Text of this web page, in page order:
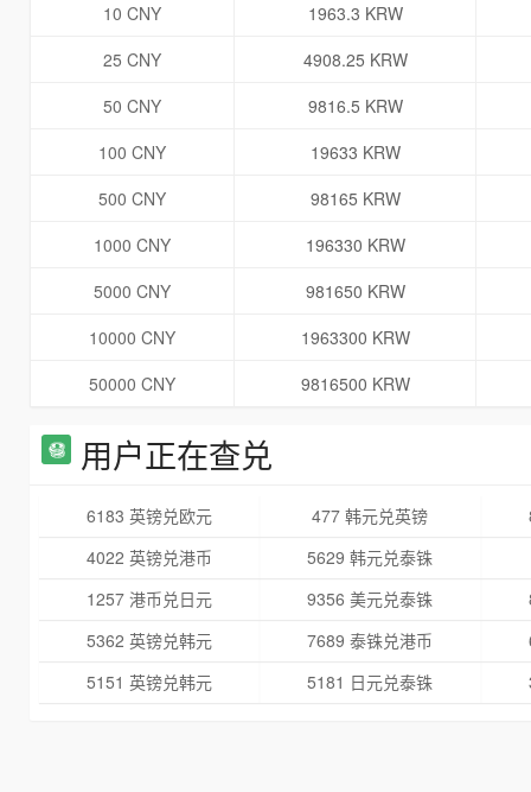
10 CNY
1963.3 KRW
25 CNY
4908.25 KRW
50 CNY
9816.5 KRW
100 CNY
19633 KRW
500 CNY
98165 KRW
1000 CNY
196330 KRW
5000 CNY
981650 KRW
10000 CNY
1963300 KRW
50000 CNY
9816500 KRW
用户正在查兑
6183 英镑兑欧元 477 韩元兑英镑
4022 英镑兑港币
5629 韩元兑泰铢
1257 港币兑日元
9356 美元兑泰铢
5362 英镑兑韩元
7689 泰铢兑港币
5151 英镑兑韩元
5181 日元兑泰铢